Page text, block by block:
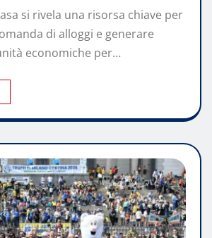
si rivela una risorsa chiave per
di alloggi e generare
economiche per…